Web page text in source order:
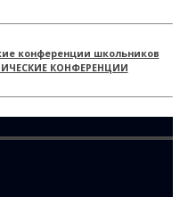
КОНФЕРЕНЦИИ